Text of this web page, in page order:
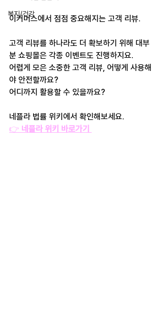
복지/건강
이커머스에서 점점 중요해지는 고객 리뷰.
고객 리뷰를 하나라도 더 확보하기 위해 대부
분 쇼핑몰은 각종 이벤트도 진행하지요.
어렵게 모은 소중한 고객 리뷰, 어떻게 사용해
야 안전할까요?
어디까지 활용할 수 있을까요?
네플라 법률 위키에서 확인해보세요.
👉 네플라 위키 바로가기